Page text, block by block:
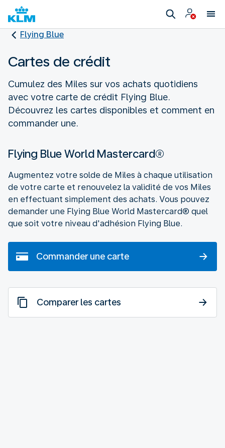
Flying Blue
Cartes de crédit
Cumulez des Miles sur vos achats quotidiens
avec votre carte de crédit Flying Blue.
Découvrez les cartes disponibles et comment en
commander une.
Flying Blue World Mastercard®
Augmentez votre solde de Miles à chaque utilisation
de votre carte et renouvelez la validité de vos Miles
en effectuant simplement des achats. Vous pouvez
demander une Flying Blue World Mastercard® quel
que soit votre niveau d'adhésion Flying Blue.
Commander une carte
Comparer les cartes